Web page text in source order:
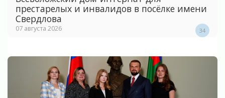
престарелых и инвалидов в посёлке имени
Свердлова
07 августа 2026 34